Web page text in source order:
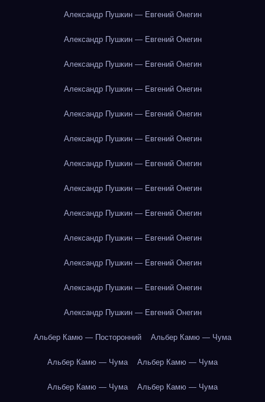
Александр Пушкин — Евгений Онегин
Александр Пушкин — Евгений Онегин
Александр Пушкин — Евгений Онегин
Александр Пушкин — Евгений Онегин
Александр Пушкин — Евгений Онегин
Александр Пушкин — Евгений Онегин
Александр Пушкин — Евгений Онегин
Александр Пушкин — Евгений Онегин
Александр Пушкин — Евгений Онегин
Александр Пушкин — Евгений Онегин
Александр Пушкин — Евгений Онегин
Александр Пушкин — Евгений Онегин
Александр Пушкин — Евгений Онегин
Альбер Камю — Посторонний Альбер Камю — Чума
Альбер Камю — Чума Альбер Камю — Чума
Альбер Камю — Чума Альбер Камю — Чума